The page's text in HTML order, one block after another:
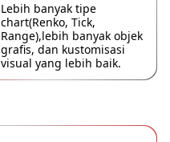
Lebih banyak tipe
chart(Renko, Tick,
Range),lebih banyak objek
grafis, dan kustomisasi
visual yang lebih baik.